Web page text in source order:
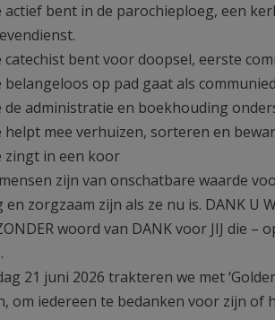
bent in de parochieploeg, een
bent voor doopsel, eerste
op pad gaat als
administratie en boekhouding
mee verhuizen, sorteren en
in een koor
zijn van onschatbare waarde
en zorgzaam zijn als ze nu is. DANK U
woord van DANK voor JIJ die
21 juni 2026 trakteren we met
om iedereen te bedanken voor zijn of